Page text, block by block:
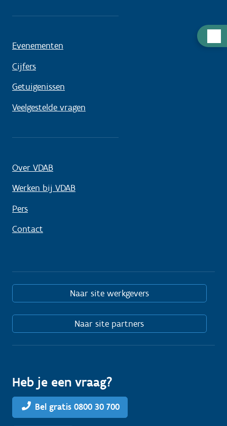
Evenementen
Cijfers
Getuigenissen
Veelgestelde vragen
Over VDAB
Werken bij VDAB
Pers
Contact
Naar site werkgevers
Naar site partners
Heb je een vraag?
Bel gratis 0800 30 700